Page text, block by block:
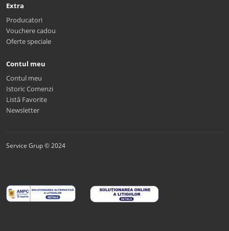
Extra
Producatori
Vouchere cadou
Oferte speciale
Contul meu
Contul meu
Istoric Comenzi
Listă Favorite
Newsletter
Service Grup © 2024